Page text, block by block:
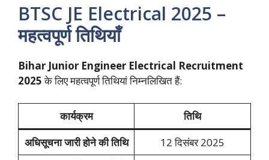
BTSC JE Electrical 2025 –
महत्वपूर्ण तिथियाँ
Bihar Junior Engineer Electrical Recruitment
2025के लिए महत्वपूर्ण तिथियां निम्नलिखित हैं:
कार्यक्रम
तिथि
अधिसूचना जारी होने की तिथि
12 दिसंबर 2025